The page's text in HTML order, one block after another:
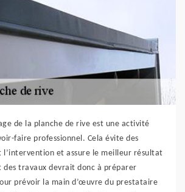
de la planche de rive est une activité
faire professionnel. Cela évite des
l’intervention et assure le meilleur résultat
des travaux devrait donc à préparer
prévoir la main d’œuvre du prestataire